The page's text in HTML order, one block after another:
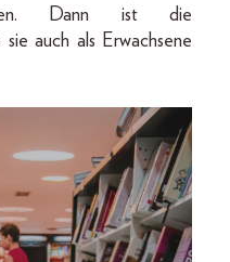
Dann ist die
auch als Erwachsene